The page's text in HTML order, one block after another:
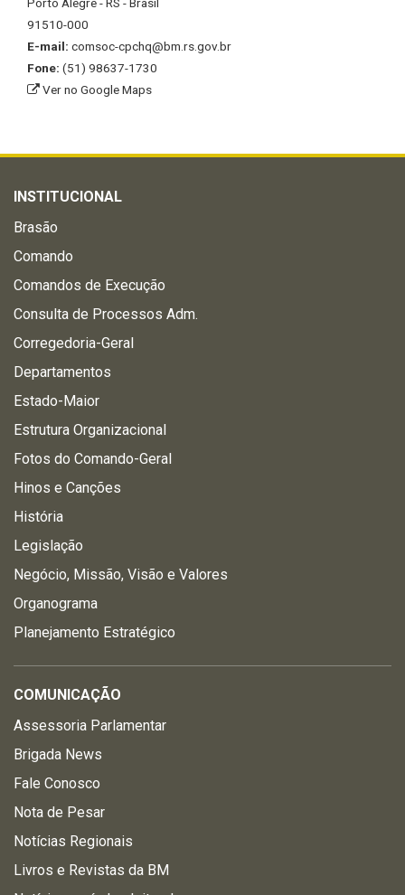
91510-000
E-mail: comsoc-cpchq@bm.rs.gov.br
Fone: (51) 98637-1730
Ver no Google Maps
INSTITUCIONAL
Brasão
Comando
Comandos de Execução
Consulta de Processos Adm.
Corregedoria-Geral
Departamentos
Estado-Maior
Estrutura Organizacional
Fotos do Comando-Geral
Hinos e Canções
História
Legislação
Negócio, Missão, Visão e Valores
Organograma
Planejamento Estratégico
COMUNICAÇÃO
Assessoria Parlamentar
Brigada News
Fale Conosco
Nota de Pesar
Notícias Regionais
Livros e Revistas da BM